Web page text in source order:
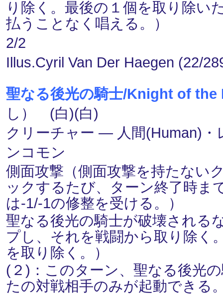
り除く。最後の１個を取り除い
払うことなく唱える。）
2/2
Illus.Cyril Van Der Haegen (22/
聖なる後光の騎士/Knight of
し） (白)(白)
クリーチャー ― 人間(Human)
ンコモン
側面攻撃（側面攻撃を持たない
ックするたび、ターン終了時ま
は-1/-1の修整を受ける。）
聖なる後光の騎士が破壊される
プし、それを戦闘から取り除く
を取り除く。）
(２)：このターン、聖なる後光
たの対戦相手のみが起動できる